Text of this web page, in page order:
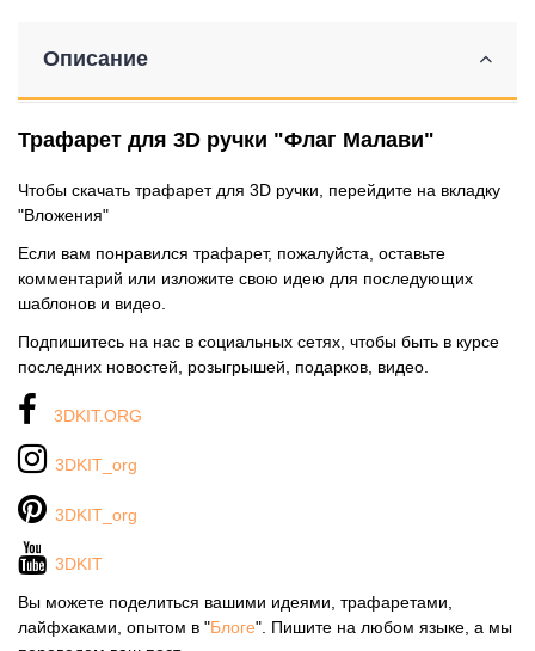
Описание
Трафарет для 3D ручки "Флаг Малави"
Чтобы скачать трафарет для 3D ручки, перейдите на вкладку
"Вложения"
Если вам понравился трафарет, пожалуйста, оставьте
комментарий или изложите свою идею для последующих
шаблонов и видео.
Подпишитесь на нас в социальных сетях, чтобы быть в курсе
последних новостей, розыгрышей, подарков, видео.
3DKIT.ORG
3DKIT_org
3DKIT_org
3DKIT
Вы можете поделиться вашими идеями, трафаретами,
лайфхаками, опытом в "Блоге". Пишите на любом языке, а мы